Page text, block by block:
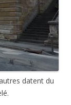
datent du